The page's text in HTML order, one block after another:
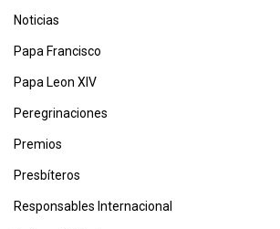
Noticias
Papa Francisco
Papa Leon XIV
Peregrinaciones
Premios
Presbíteros
Responsables Internacional